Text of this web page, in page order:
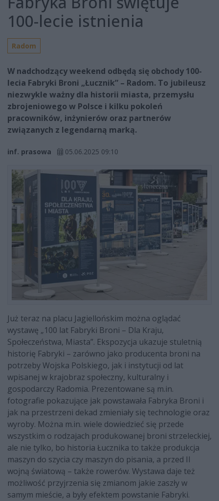
100-lecie istnienia
Radom
W nadchodzący weekend odbędą się obchody 100-
lecia Fabryki Broni „Łucznik” – Radom. To jubileusz
niezwykle ważny dla historii miasta, przemysłu
zbrojeniowego w Polsce i kilku pokoleń
pracowników, inżynierów oraz partnerów
związanych z legendarną marką.
inf. prasowa 05.06.2025 09:10
Już teraz na placu Jagiellońskim można oglądać
wystawę „100 lat Fabryki Broni – Dla Kraju,
Społeczeństwa, Miasta”. Ekspozycja ukazuje stuletnią
historię Fabryki – zarówno jako producenta broni na
potrzeby Wojska Polskiego, jak i instytucji od lat
wpisanej w krajobraz społeczny, kulturalny i
gospodarczy Radomia. Prezentowane są m.in.
fotografie pokazujące jak powstawała Fabryka Broni i
jak na przestrzeni dekad zmieniały się technologie oraz
wyroby. Można m.in. wiele dowiedzieć się przede
wszystkim o rodzajach produkowanej broni strzeleckiej,
ale nie tylko, bo historia Łucznika to także produkcja
maszyn do szycia czy maszyn do pisania, a przed II
wojną światową – także rowerów. Wystawa daje też
możliwość przyjrzenia się zmianom jakie zaszły w
samym mieście, a były efektem powstanie Fabryki.